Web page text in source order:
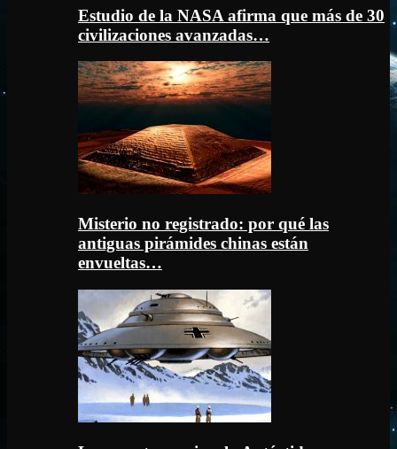
Estudio de la NASA afirma que más de 30
civilizaciones avanzadas…
Misterio no registrado: por qué las
antiguas pirámides chinas están
envueltas…